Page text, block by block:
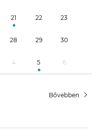
21 22 23
28 29 30
4 5 6
Bővebben